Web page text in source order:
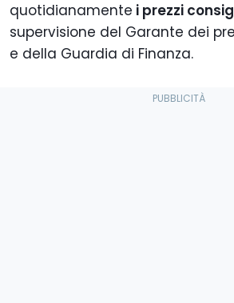
quotidianamente i prezzi
supervisione del Garante dei
e della Guardia di Finanza.